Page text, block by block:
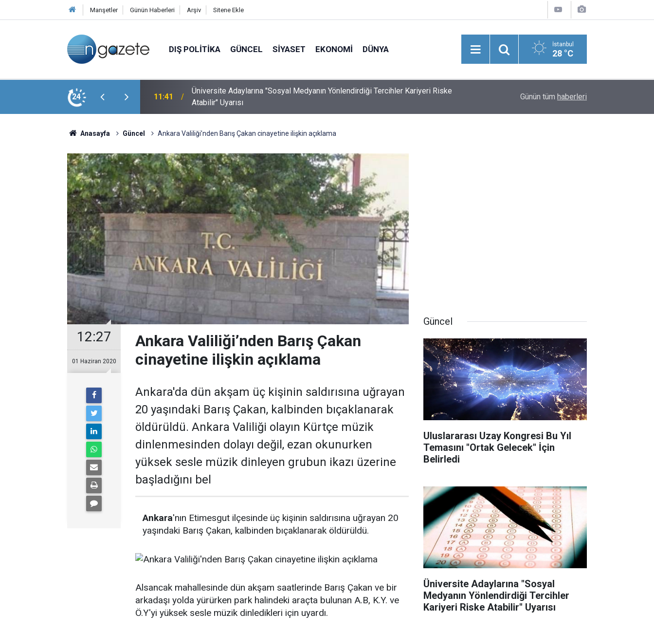
Manşetler Günün Haberleri Arşiv Sitene Ekle
DIŞ POLITIKA GÜNCEL SIYASET EKONOMI DÜNYA İstanbul
28 °C
24
"Ortak Gelecek" İçin Belirledi 11:41
Üniversite Adaylarına "Sosyal Medyanın Yönlendirdiği Tercihler Kariyeri Riske
Atabilir" Uyarısı
Hızlı Yükseliş
Günün tüm haberleri
Anasayfa Güncel Ankara Valiliği’nden Barış Çakan cinayetine ilişkin açıklama
12:27
01 Haziran 2020
Ankara Valiliği’nden Barış Çakan
cinayetine ilişkin açıklama
Ankara'da dün akşam üç kişinin saldırısına uğrayan
20 yaşındaki Barış Çakan, kalbinden bıçaklanarak
öldürüldü. Ankara Valiliği olayın Kürtçe müzik
dinlenmesinden dolayı değil, ezan okunurken
yüksek sesle müzik dinleyen grubun ikazı üzerine
başladığını bel
Ankara'nın Etimesgut ilçesinde üç kişinin saldırısına uğrayan 20
yaşındaki Barış Çakan, kalbinden bıçaklanarak öldürüldü.
Alsancak mahallesinde dün akşam saatlerinde Barış Çakan ve bir
arkadaşı yolda yürürken park halindeki araçta bulunan A.B, K.Y. ve
Ö.Y'yi yüksek sesle müzik dinledikleri için uyardı.
Güncel
Uluslararası Uzay Kongresi Bu Yıl
Temasını "Ortak Gelecek" İçin
Belirledi
Üniversite Adaylarına "Sosyal
Medyanın Yönlendirdiği Tercihler
Kariyeri Riske Atabilir" Uyarısı